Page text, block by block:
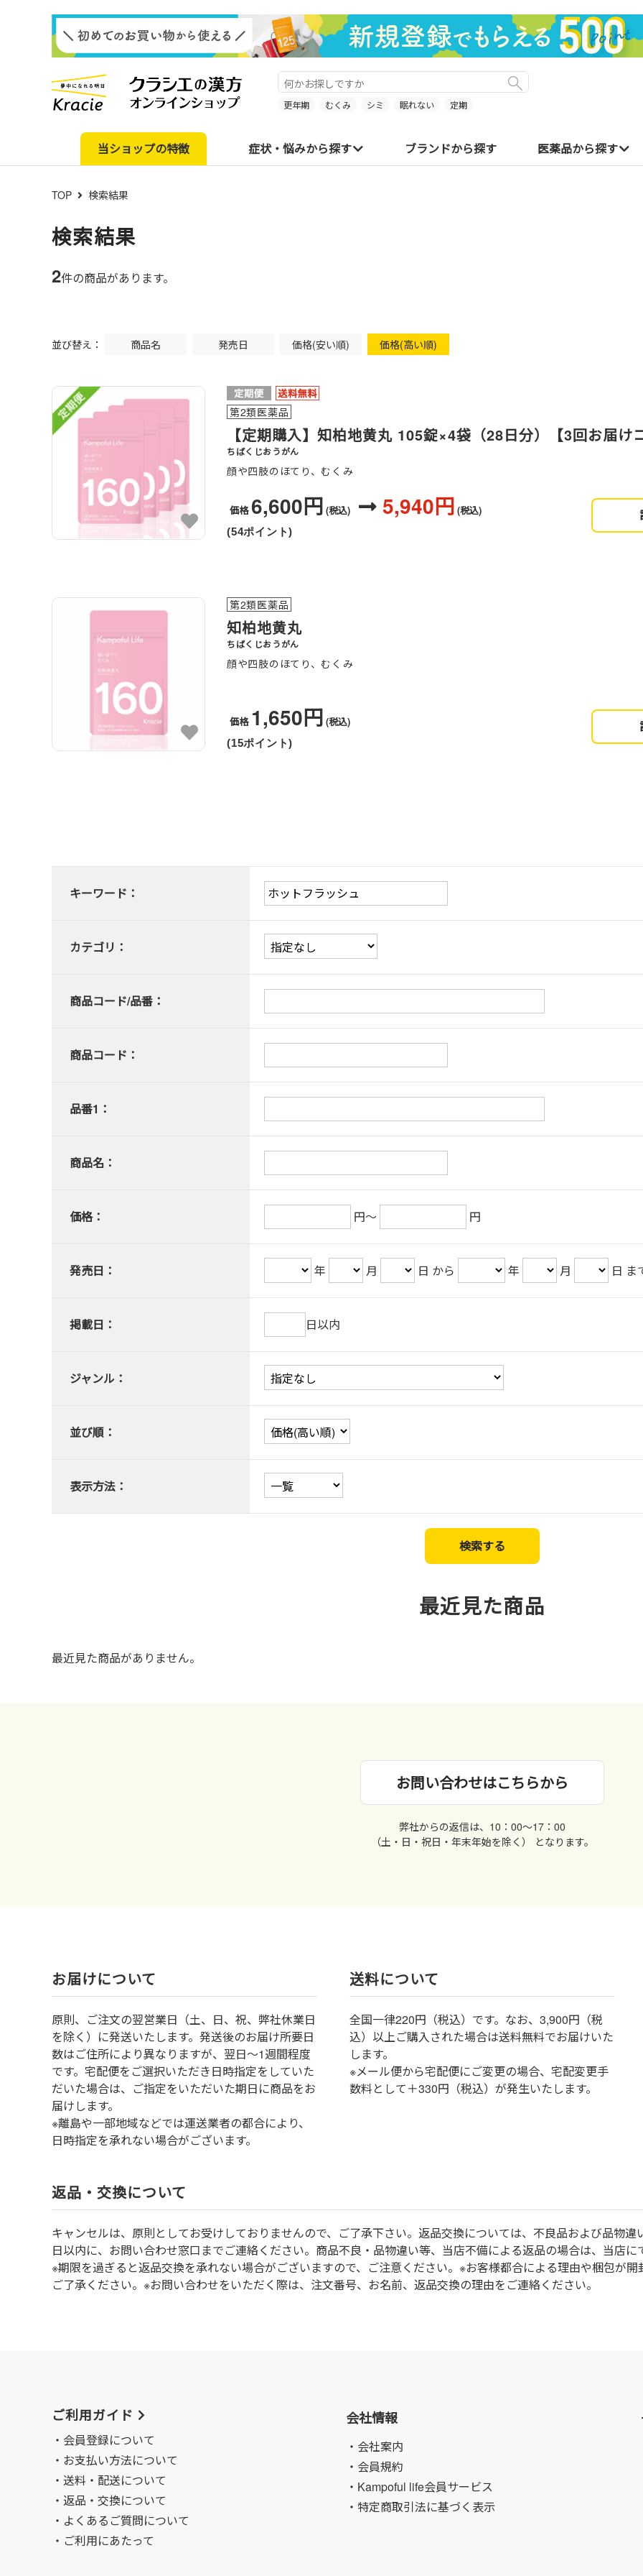
更年期 むくみ シミ 眠れない 定期
当ショップの特徴 症状・悩みから探す ブランドから探す 医薬品から探す
TOP 検索結果
検索結果
2件の商品があります。
並び替え： 商品名 発売日 価格(安い順) 価格(高い順)
第2類医薬品
【定期購入】知柏地黄丸 105錠×4袋（28日分）【3回お届け
ちばくじおうがん
顔や四肢のほてり、むくみ
価格 6,600円 (税込) 5,940円 (税込)
(54ポイント)
第2類医薬品
知柏地黄丸
ちばくじおうがん
顔や四肢のほてり、むくみ
価格 1,650円 (税込)
(15ポイント)
キーワード：
カテゴリ：
商品コード/品番：
商品コード：
品番1：
商品名：
価格： 円～ 円
発売日： 年 月 日 から 年 月 日 ま
掲載日： 日以内
ジャンル：
並び順：
表示方法：
最近見た商品
最近見た商品がありません。
お問い合わせはこちらから
弊社からの返信は、10：00〜17：00
（土・日・祝日・年末年始を除く） となります。
お届けについて
原則、ご注文の翌営業日（土、日、祝、弊社休業日
を除く）に発送いたします。発送後のお届け所要日
数はご住所により異なりますが、翌日～1週間程度
です。宅配便をご選択いただき日時指定をしていた
だいた場合は、ご指定をいただいた期日に商品をお
届けします。
※離島や一部地域などでは運送業者の都合により、
日時指定を承れない場合がございます。
送料について
全国一律220円（税込）です。なお、3,900円（税
込）以上ご購入された場合は送料無料でお届けいた
します。
※メール便から宅配便にご変更の場合、宅配変更手
数料として＋330円（税込）が発生いたします。
返品・交換について
キャンセルは、原則としてお受けしておりませんので、ご了承下さい。返品交換については、不良品および品物
⽇以内に、お問い合わせ窓⼝までご連絡ください。商品不良・品物違い等、当店不備による返品の場合は、当店に
※期限を過ぎると返品交換を承れない場合がございますので、ご注意ください。※お客様都合による理由や梱包が
ご了承ください。※お問い合わせをいただく際は、注文番号、お名前、返品交換の理由をご連絡ください。
ご利用ガイド
会員登録について
お支払い方法について
送料・配送について
返品・交換について
よくあるご質問について
ご利用にあたって
会社情報
・会社案内
・会員規約
・Kampoful life会員サービス
・特定商取引法に基づく表示